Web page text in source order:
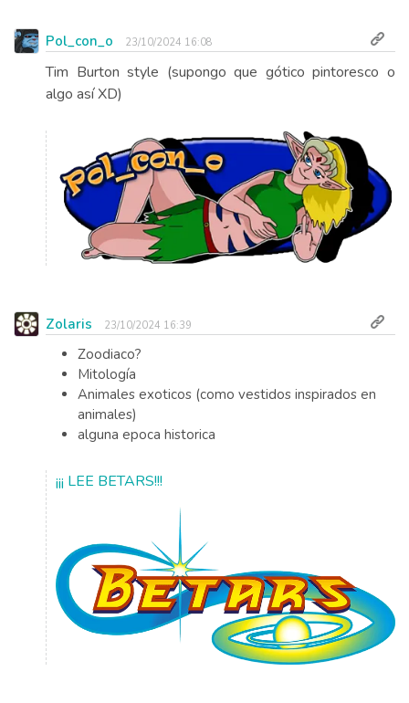
Pol_con_o 23/10/2024 16:08
Tim Burton style (supongo que gótico pintoresco o
algo así XD)
Zolaris 23/10/2024 16:39
Zoodiaco?
Mitología
Animales exoticos (como vestidos inspirados en
animales)
alguna epoca historica
¡¡¡ LEE BETARS!!!